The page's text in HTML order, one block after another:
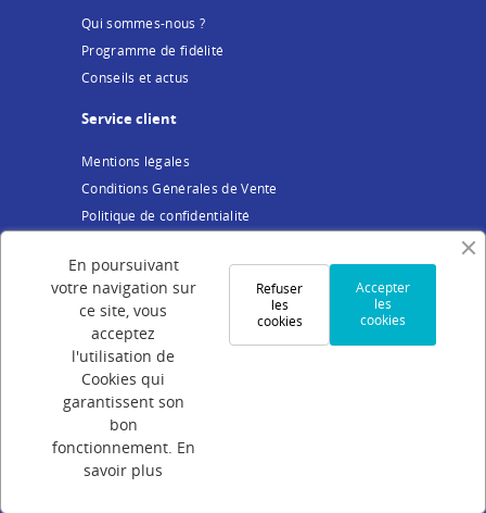
Qui sommes-nous ?
Programme de fidélité
Conseils et actus
Service client
Mentions légales
Conditions Générales de Vente
Politique de confidentialité
Votre compte
Connexion
Création de compte
Suivi de commande
Programme de parrainage
En poursuivant
votre navigation sur
ce site, vous
acceptez
l'utilisation de
Cookies qui
garantissent son
bon
fonctionnement. En
savoir plus
Accepter
les
cookies
Refuser
les
cookies